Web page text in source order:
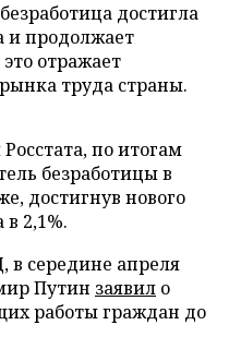
достигла
и продолжает
отражает
труда страны.
по итогам
безработицы в
достигнув нового
2,1%.
в середине апреля
Путин заявил о
работы граждан до